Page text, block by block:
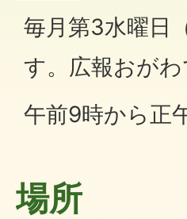
毎月第3水曜日
す。広報おが
午前9時から正
場所